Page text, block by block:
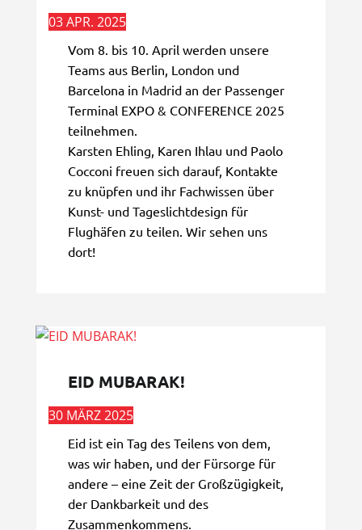
03 APR. 2025
Vom 8. bis 10. April werden unsere
Teams aus Berlin, London und
Barcelona in Madrid an der Passenger
Terminal EXPO & CONFERENCE 2025
teilnehmen.
Karsten Ehling, Karen Ihlau und Paolo
Cocconi freuen sich darauf, Kontakte
zu knüpfen und ihr Fachwissen über
Kunst- und Tageslichtdesign für
Flughäfen zu teilen. Wir sehen uns
dort!
EID MUBARAK!
30 MÄRZ 2025
Eid ist ein Tag des Teilens von dem,
was wir haben, und der Fürsorge für
andere – eine Zeit der Großzügigkeit,
der Dankbarkeit und des
Zusammenkommens.